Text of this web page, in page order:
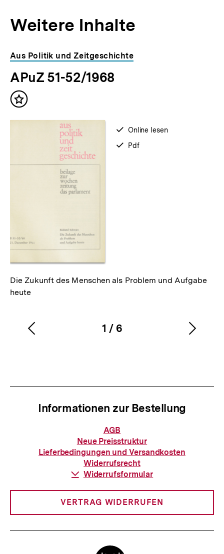
Weitere Inhalte
Inhaltskarousell
für
weitere
Inhalte
Inhaltskarussell
überspringen
Aus Politik und Zeitgeschichte
APuZ 51-52/1968
Inhalt
verfügbar
Online lesen
verfügbar
Pdf
Die Zukunft des Menschen als Problem und Aufgabe
heute
Karussellinhalt
1
von
/ 6
Vorherigen
Informationen zur Bestellung
Informationen
zur
Bestellung
AGB
Neue Preisstruktur
Lieferbedingungen und Versandkosten
Widerrufsrecht
Download-
Widerrufsformular
VERTRAG WIDERRUFEN